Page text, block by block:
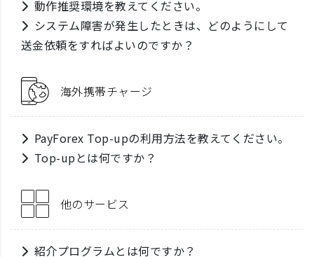
動作推奨環境を教えてください。
システム障害が発生したときは、どのようにして
送金依頼をすればよいのですか？
海外携帯チャージ
PayForex Top-upの利用方法を教えてください。
Top-upとは何ですか？
他のサービス
紹介プログラムとは何ですか？